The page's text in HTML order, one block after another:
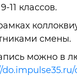
11 классов.
смены.
можно в